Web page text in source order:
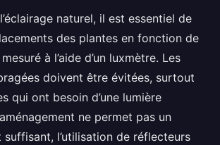
naturel, il est essentiel de
des plantes en fonction de
à l’aide d’un luxmètre. Les
doivent être évitées, surtout
qui ont besoin d’une lumière
ne permet pas un
l’utilisation de réflecteurs